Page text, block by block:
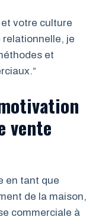
votre culture
relationnelle, je
et
vente
en tant que
de la maison,
commerciale à